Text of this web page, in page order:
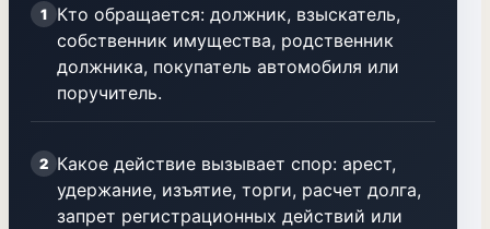
1
Кто обращается: должник, взыскатель,
собственник имущества, родственник
должника, покупатель автомобиля или
поручитель.
2 Какое действие вызывает спор: арест,
удержание, изъятие, торги, расчет долга,
запрет регистрационных действий или